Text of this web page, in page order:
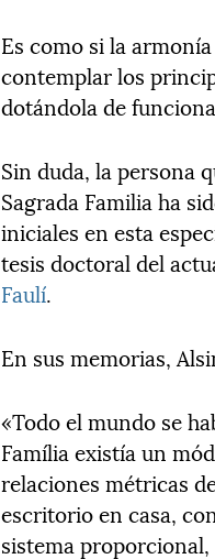
Es como si la
contemplar los
dotándola de
Sin duda, la persona
Sagrada Familia ha
iniciales en esta
tesis doctoral del
Faulí.
En sus memorias,
«Todo el mundo se
Família existía un
relaciones métricas
escritorio en casa,
sistema